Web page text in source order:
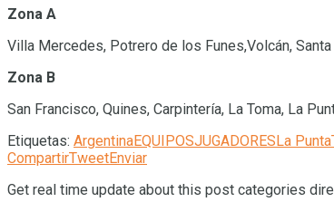
Zona A
Villa Mercedes, Potrero de los Funes,Volcán,
Zona B
San Francisco, Quines, Carpintería, La Toma, La
Etiquetas: ArgentinaEQUIPOSJUGADORES La Punta
CompartirTweetEnviar
Get real time update about this post categories